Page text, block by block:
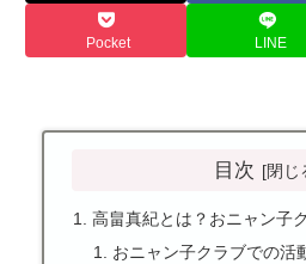
Pocket LINE
目次
高畠真紀とは？おニャン子
おニャン子クラブでの活